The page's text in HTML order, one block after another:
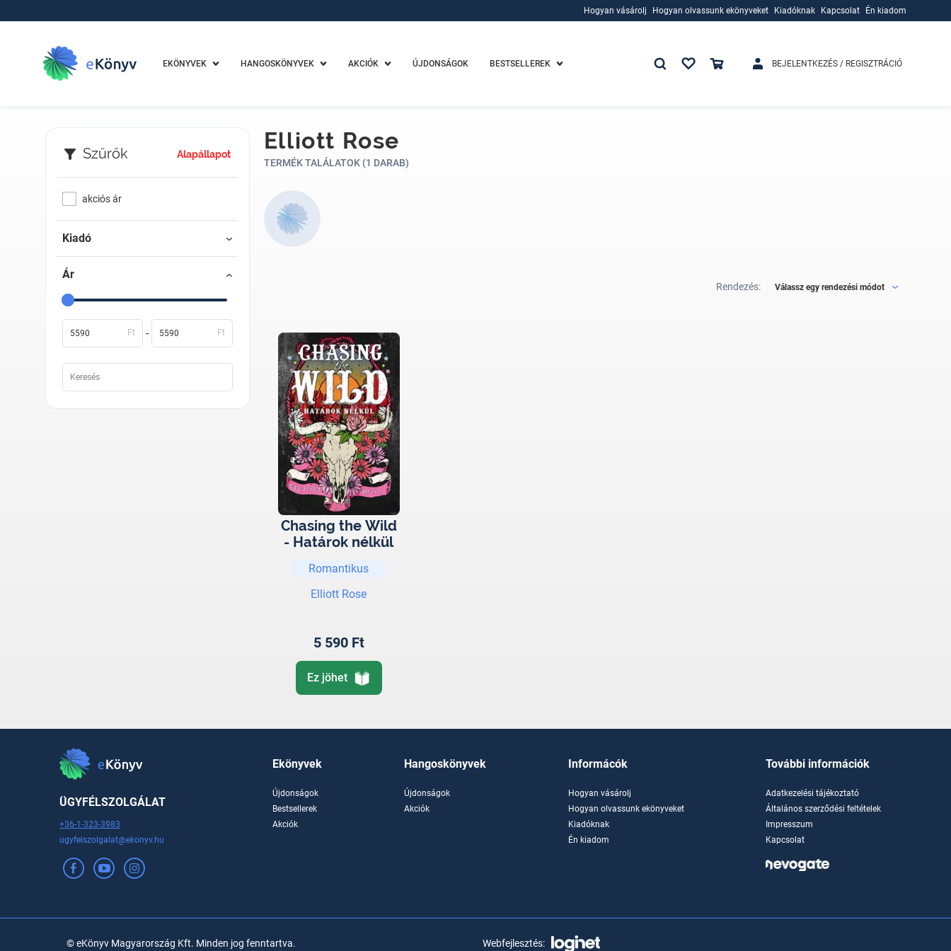
Hogyan vásárolj
Hogyan olvassunk ekönyveket
Kiadóknak
Kapcsolat Én kiadom
EKÖNYVEK HANGOSKÖNYVEK AKCIÓK ÚJDONSÁGOK BESTSELLEREK BEJELENTKEZÉS / REGISZTRÁCIÓ
Szűrők Alapállapot
akciós ár
Kiadó
Ár
Ft - Ft
Elliott Rose
TERMÉK TALÁLATOK (1 DARAB)
Rendezés: Válassz egy rendezési módot
Chasing the Wild
- Határok nélkül
Romantikus
Elliott Rose
5 590 Ft
Ez jöhet
ÜGYFÉLSZOLGÁLAT
+36-1-323-3983
ugyfelszolgalat@ekonyv.hu
Ekönyvek
Újdonságok
Bestsellerek
Akciók
Hangoskönyvek
Újdonságok
Akciók
Informácók
Hogyan vásárolj
Hogyan olvassunk ekönyveket
Kiadóknak
Én kiadom
További információk
Adatkezelési tájékoztató
Általános szerződési feltételek
Impresszum
Kapcsolat
© eKönyv Magyarország Kft. Minden jog fenntartva. Webfejlesztés: